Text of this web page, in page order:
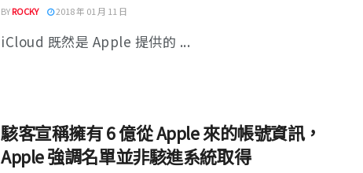
BYROCKY 2018 年 01 月 11 日
iCloud 既然是 Apple 提供的 ...
駭客宣稱擁有 6 億從 Apple 來的帳號資訊，
Apple 強調名單並非駭進系統取得